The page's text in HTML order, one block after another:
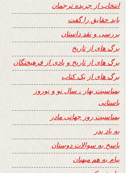
انتخاب از جریده ترجمان
باید حقایق را گفت
بررسی و نقد داستان
برگ های از تاریخ
برگ های از تاریخ و یادی از فرهیختگان
برگ های از یک کتاب
بمناسبت بهار ، سال نو و نوروز
باستانی
بمناسبت روز جهانی مادر
به یاد پدر
پاسخ به سوالات دوستان
پیام به هم میهنان